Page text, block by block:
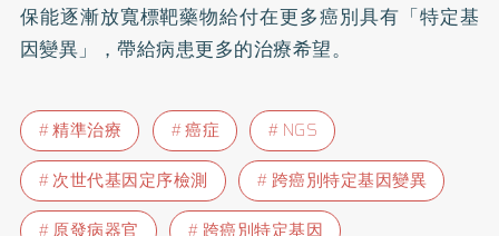
保能逐漸放寬標靶藥物給付在更多癌別具有「特定基
因變異」，帶給病患更多的治療希望。
精準治療 癌症
NGS
次世代基因定序檢測
跨癌別特定基因變異